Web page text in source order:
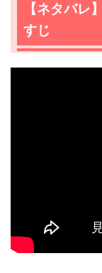
【ネタバレ
すじ